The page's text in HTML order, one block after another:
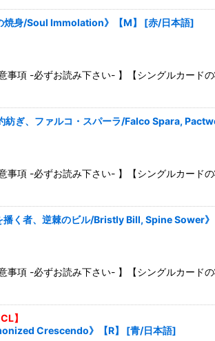
焼身/Soul Immolation》【M】 [赤/日本語]
事項 -必ずお読み下さい- 】【シングルカー
紡ぎ、ファルコ・スパーラ/Falco Spara,
事項 -必ずお読み下さい- 】【シングルカー
播く者、逆棘のビル/Bristly Bill, Spine Sower》
事項 -必ずお読み下さい- 】【シングルカー
】
Crescendo》【R】
[青/日本語]